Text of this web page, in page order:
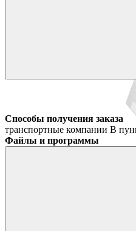
Способы получения заказа
транспортные компании В
Файлы и программы